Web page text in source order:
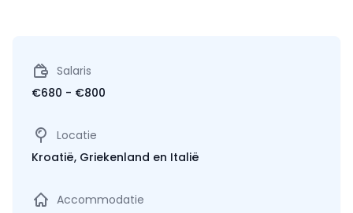
Salaris
€680 - €800
Locatie
Kroatië, Griekenland en Italië
Accommodatie